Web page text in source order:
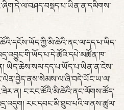
ཡིད་ཆེས་སམ་དད་པ་ཡོད་པ་ཡིན་ན་ངེས་
ང་རང་ཚོའི་མི་ཚེའི་ནང་ལོགས་ཚོད་
རང་དབང་མི་ཐུབ་པའི་གནས་ཚུལ་